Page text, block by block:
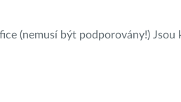
(nemusí být podporovány!) Jsou